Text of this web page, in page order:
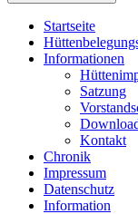
Startseite
Informationen
Satzung
Kontakt
Chronik
Impressum
Datenschutz
Information